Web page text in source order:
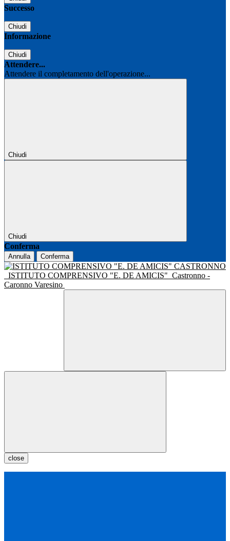
Successo
Chiudi
Informazione
Chiudi
Attendere...
Attendere il completamento dell'operazione...
Chiudi
Chiudi
Conferma
Annulla Conferma
ISTITUTO COMPRENSIVO "E. DE AMICIS" Castronno -
Caronno Varesino
close